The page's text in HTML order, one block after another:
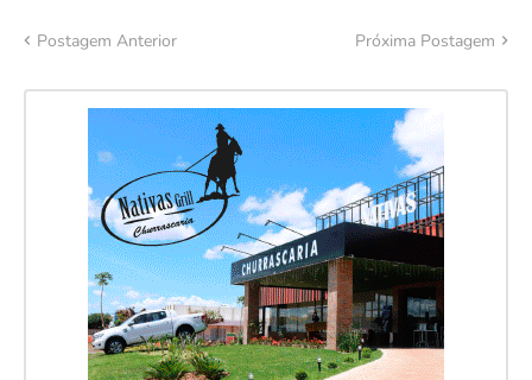
Postagem Anterior Próxima Postagem